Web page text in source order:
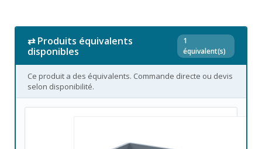
⇄ Produits équivalents
disponibles
1
équivalent(s)
Ce produit a des équivalents. Commande directe ou devis
selon disponibilité.